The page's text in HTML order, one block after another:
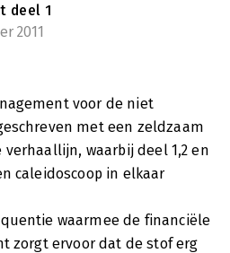
deel 1
2011
voor de niet
met een zeldzaam
waarbij deel 1,2 en
caleidoscoop in elkaar
waarmee de financiële
zorgt ervoor dat de stof erg